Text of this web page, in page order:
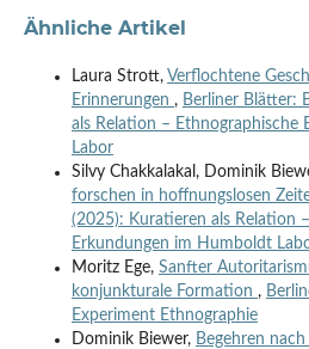
Ähnliche Artikel
Laura Strott, Verflochtene
Erinnerungen , Berliner Blätter:
als Relation –
Labor
Silvy Chakkalakal, Dominik
forschen in hoffnungslosen
(2025): Kuratieren als Relation
Erkundungen im Humboldt
Moritz Ege, Sanfter
konjunkturale Formation ,
Experiment Ethnographie
Dominik Biewer, Begehren